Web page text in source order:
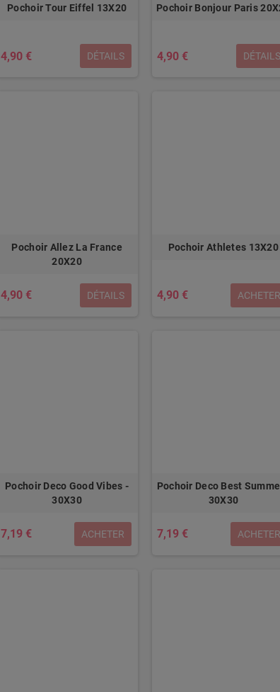
Pochoir Tour Eiffel 13X20
4,90 € DÉTAILS
Pochoir Bonjour Paris
4,90 € DÉTAILS
Pochoir Allez La France
20X20
4,90 € DÉTAILS
Pochoir Athletes 13X20
4,90 € ACHETER
Pochoir Deco Good Vibes -
30X30
7,19 € ACHETER
Pochoir Deco Best
30X30
7,19 € ACHETER